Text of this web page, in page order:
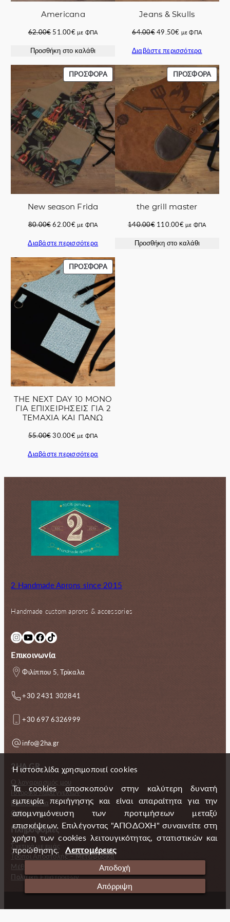
Μ
Α
Ι
Α
Κ
Ι
Π
Α
π
ο
σ
ό
τ
τ
α
Americana
62.00€ Original
was:
51.00€Η
τιμή
51.00€.
με ΦΠΑ
Προσθήκη στο καλάθι
Jeans & Skulls
64.00€ Original
was:
49.50€ Η
τιμή
49.50€.
με ΦΠΑ
Διαβάστε περισσότερα
ΠΡΟΣΦΟΡΆΠΡΟΪΌΝ
ΣΕ
ΠΡΟΣΦΟΡΆ
New season Frida
80.00€Original
was:
62.00€Η
τιμή
62.00€.
με ΦΠΑ
Διαβάστε περισσότερα
ΠΡΟΣΦΟΡΆ
ΣΕ
the grill master
140.00€ Original
was:
110.00€Η
τιμή
με ΦΠΑ
Προσθήκη στο καλάθι
ΠΡΟΣΦΟΡΆΠΡΟΪΌΝ
ΣΕ
ΠΡΟΣΦΟΡΆ
THE NEXT DAY 10 ΜΟΝΟ
ΓΙΑ ΕΠΙΧΕΙΡΗΣΕΙΣ ΓΙΑ 2
ΤΕΜΑΧΙΑ ΚΑΙ ΠΑΝΩ
55.00€Original
was:
30.00€Η
τιμή
30.00€.
με ΦΠΑ
Διαβάστε περισσότερα
2 Handmade Aprons since 2015
Handmade custom aprons & accessories
InstagramYouTube Facebook TikTok
Επικοινωνία
Φιλίππου 5, Τρίκαλα
+30 2431 302841
+30 697 6326999
info@2ha.gr
2HA.GR
Ο λογαριασμός μου
Ιστορικό παραγγελιών
Επικοινωνία
Gallery
Πληροφορίες
Σχετικά με εμάς
Τρόποι Αποστολής – Μεταφορικά
Μέθοδοι πληρωμής
Πολιτική Επιστροφών
Copyright (c) 2024 2 Handmade Aprons
Η ιστοσελίδα χρησιμοποιεί cookies
Τα cookies αποσκοπούν στην καλύτερη δυνατή
εμπειρία περιήγησης και είναι απαραίτητα για την
απομνημόνευση των προτιμήσεων μεταξύ
επισκέψεων. Επιλέγοντας "ΑΠΟΔΟΧΗ" συναινείτε στη
χρήση των cookies λειτουγικότητας, στατιστικών και
προώθησης.
Λεπτομέρειες
Αποδοχή
Απόρριψη